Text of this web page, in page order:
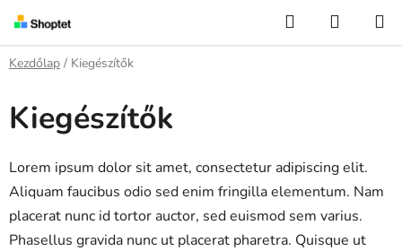
fő
tartalomhoz
KeresésKOSÁR
Kezdőlap / Kiegészítők
Kiegészítők
Lorem ipsum dolor sit amet, consectetur adipiscing elit.
Aliquam faucibus odio sed enim fringilla elementum. Nam
placerat nunc id tortor auctor, sed euismod sem varius.
Phasellus gravida nunc ut placerat pharetra. Quisque ut